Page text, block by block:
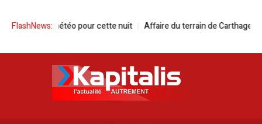
FlashNews:
météo pour cette nuit Affaire du terrain de Carthage ou